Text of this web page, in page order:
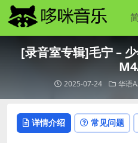
[录音室专辑]毛宁 –
2025-07-24 华语
详情介绍 常见问题